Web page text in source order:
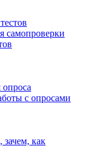
самопроверки
с опросами
как